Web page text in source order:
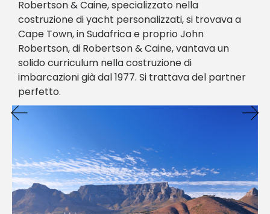
Robertson & Caine, specializzato nella
costruzione di yacht personalizzati, si trovava a
Cape Town, in Sudafrica e proprio John
Robertson, di Robertson & Caine, vantava un
solido curriculum nella costruzione di
imbarcazioni già dal 1977. Si trattava del partner
perfetto.